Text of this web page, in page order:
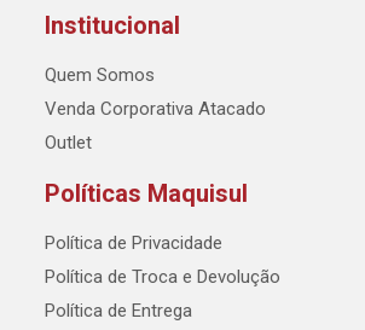
Institucional
Quem Somos
Venda Corporativa Atacado
Outlet
Políticas Maquisul
Política de Privacidade
Política de Troca e Devolução
Política de Entrega